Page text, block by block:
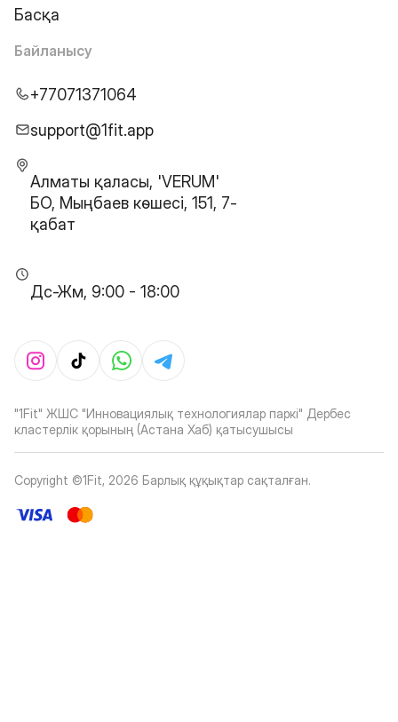
Басқа
Байланысу
+77071371064
support@1fit.app
Алматы қаласы, 'VERUM'
БО, Мыңбаев көшесі, 151, 7-
қабат
Дс-Жм, 9:00 - 18:00
"1Fit" ЖШС "Инновациялық технологиялар паркі" Дербес
кластерлік қорының (Астана Хаб) қатысушысы
Copyright ©1Fit, 2026 Барлық құқықтар сақталған.